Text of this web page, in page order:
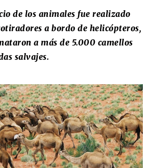
de los animales fue realizado
a bordo de helicópteros,
a más de 5.000 camellos
salvajes.